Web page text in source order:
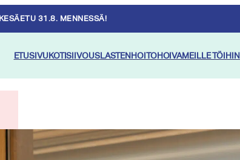
31.8. MENNESSÄ!
ETUSIVUKOTISIIVOUSLASTENHOITOHOIVAMEILLE TÖIHIN